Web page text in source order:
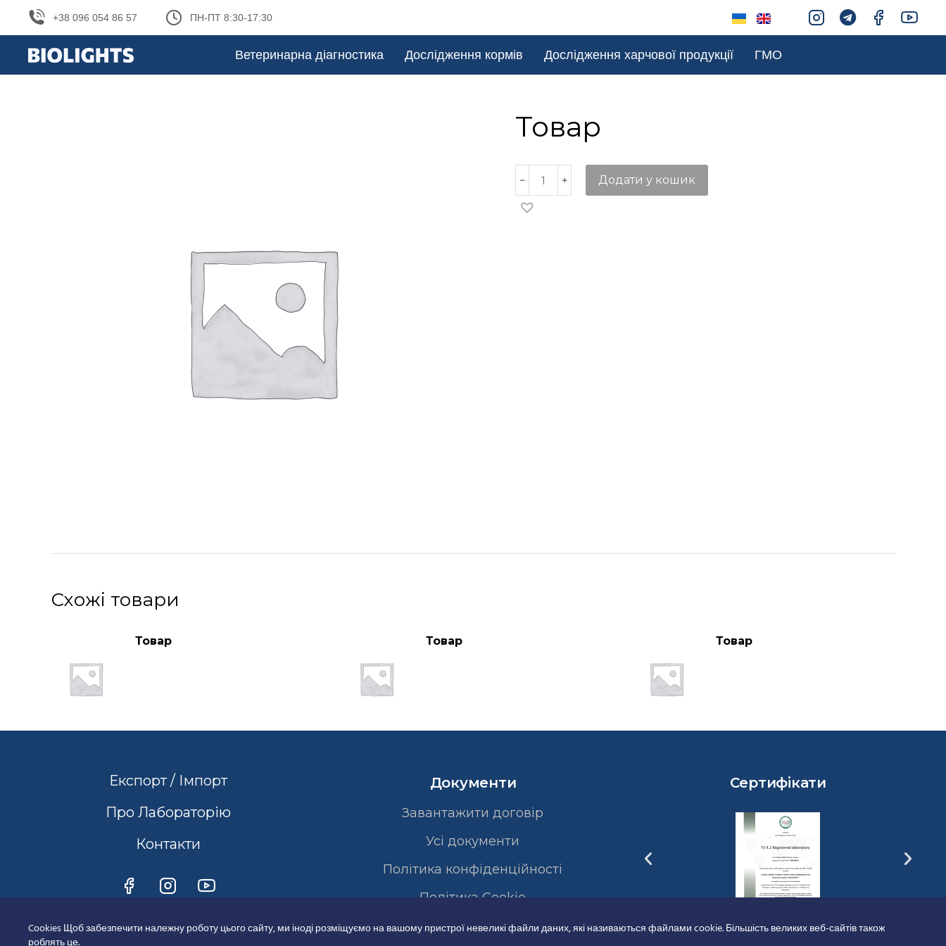
+38 096 054 86 57 ПН-ПТ 8:30-17:30
Ветеринарна діагностика Дослідження кормів Дослідження харчової продукції ГМО
Товар
Додати у кошик
Схожі товари
Товар Товар Товар
Експорт / Імпорт
Про Лабораторію
Контакти
Документи
Завантажити договір
Усі документи
Політика конфіденційності
Полiтика Cookie
Сертифікати
Cookies Щоб забезпечити належну роботу цього сайту, ми іноді розміщуємо на вашому пристрої невеликі файли даних, які називаються файлами cookie. Більшість великих веб-сайтів також